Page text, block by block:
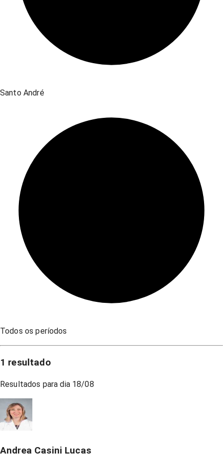
Santo André
Todos os períodos
1 resultado
Resultados para dia 18/08
Andrea Casini Lucas